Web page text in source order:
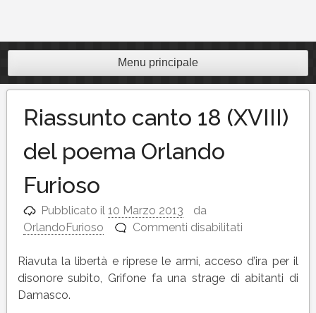
Menu principale
Riassunto canto 18 (XVIII)
del poema Orlando
Furioso
Pubblicato il10 Marzo 2013
da
OrlandoFurioso
Commenti disabilitati
canto
18
Riavuta la libertà e riprese le armi, acceso d’ira per il
disonore subito, Grifone fa una strage di abitanti di
Damasco.